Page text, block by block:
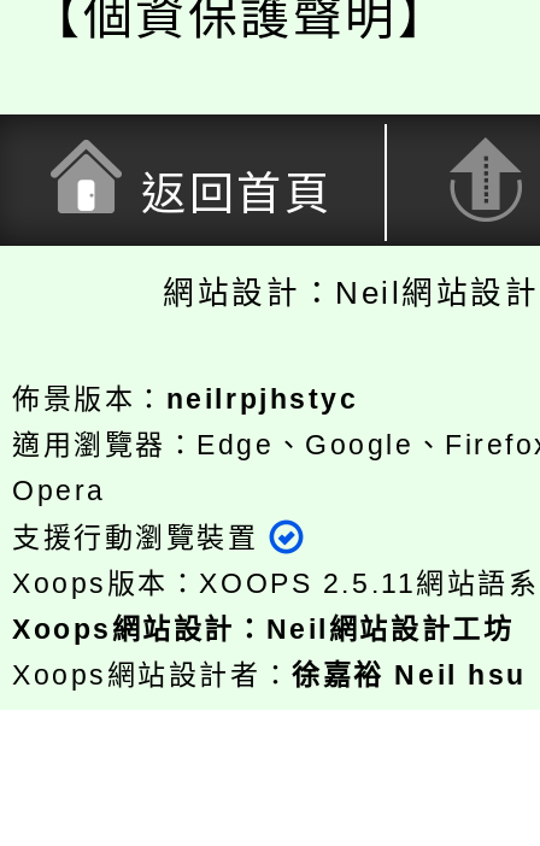
【個資保護聲明】
返回首頁
網站設計：Neil網站設
佈景版本： neilrpjhstyc
適用瀏覽器：Edge、Google、
Opera
支援行動瀏覽裝置
Xoops版本：XOOPS 2.5.11網站語
Xoops網站設計 ： Neil網站設計工坊
Xoops網站設計者：徐嘉裕 Neil hsu